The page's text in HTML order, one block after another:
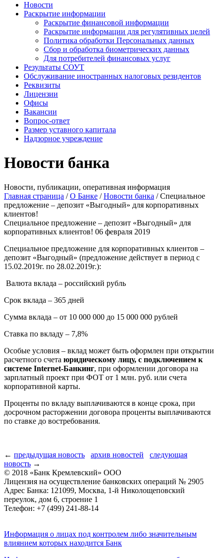
Новости
Раскрытие информации
Раскрытие финансовой информации
Раскрытие информации для регулятивных целей
Политика обработки Персональных данных
Сбор и обработка биометрических данных
Для потребителей финансовых услуг
Результаты СОУТ
Обслуживание иностранных налоговых резидентов
Реквизиты
Лицензии
Офисы
Вакансии
Вопрос-ответ
Размер уставного капитала
Надзорное учреждение
Новости банка
Новости, публикации, оперативная информация
Главная страница /О Банке /Новости банка /Специальное
предложение – депозит «Выгодный» для корпоративных
клиентов!
Специальное предложение – депозит «Выгодный» для
корпоративных клиентов! 06 февраля 2019
Специальное предложение для корпоративных клиентов –
депозит «Выгодный» (предложение действует в период с
15.02.2019г. по 28.02.2019г.):
Валюта вклада – российский рубль
Срок вклада – 365 дней
Сумма вклада – от 10 000 000 до 15 000 000 рублей
Ставка по вкладу – 7,8%
Особые условия – вклад может быть оформлен при открытии
расчетного счета юридическому лицу, с подключением к
системе Internet-Банкинг, при оформлении договора на
зарплатный проект при ФОТ от 1 млн. руб. или счета
корпоративной карты.
Проценты по вкладу выплачиваются в конце срока, при
досрочном расторжении договора проценты выплачиваются
по ставке до востребования.
← предыдущая новость архив новостей
следующая
новость →
© 2018 «Банк Кремлевский» ООО
Лицензия на осуществление банковских операций № 2905
Адрес Банка: 121099, Москва, 1-й Николощеповский
переулок, дом 6, строение 1
Телефон: +7 (499) 241-88-14
Информация о лицах под контролем либо значительным
влиянием которых находится Банк